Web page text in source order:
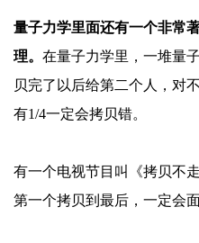
量子力学里面还有一个非常
理。 在量子力学里，一堆量
贝完了以后给第二个人，对
有1/4一定会拷贝错。
有一个电视节目叫《拷贝不
第一个拷贝到最后，一定会面